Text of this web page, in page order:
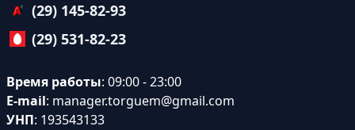
(29) 145-82-93
(29) 531-82-23
Время работы: 09:00 - 23:00
E-mail: manager.torguem@gmail.com
УНП: 193543133